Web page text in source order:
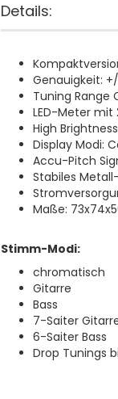
Details:
Genauigkeit:
Tuning Range
LED-Meter mit
High
Display Modi:
Accu-Pitch
Stabiles
Maße:
Stimm-Modi:
chromatisch
Gitarre
Bass
7-Saiter
6-Saiter Bass
Drop Tunings